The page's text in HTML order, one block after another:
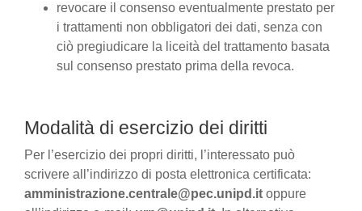
revocare il consenso eventualmente prestato per
i trattamenti non obbligatori dei dati, senza con
ciò pregiudicare la liceità del trattamento basata
sul consenso prestato prima della revoca.
Modalità di esercizio dei diritti
Per l’esercizio dei propri diritti, l’interessato può
scrivere all’indirizzo di posta elettronica certificata:
amministrazione.centrale@pec.unipd.it oppure